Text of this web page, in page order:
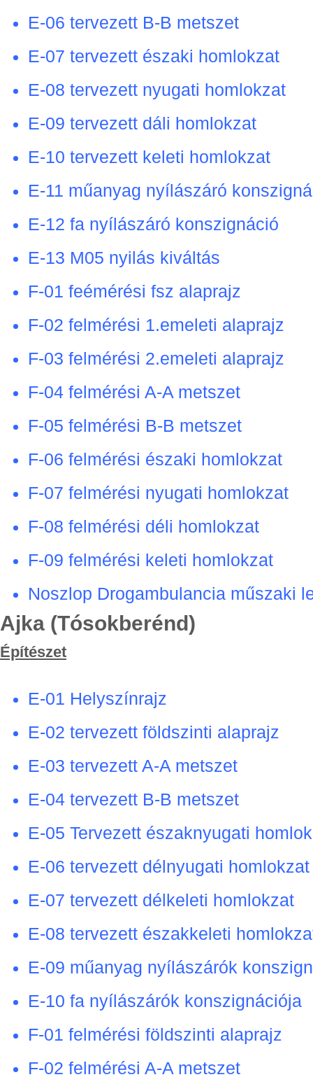
E-06 tervezett B-B metszet
E-07 tervezett északi homlokzat
E-08 tervezett nyugati homlokzat
E-09 tervezett dáli homlokzat
E-10 tervezett keleti homlokzat
E-11 műanyag nyílászáró
E-12 fa nyílászáró konszignáció
E-13 M05 nyilás kiváltás
F-01 feémérési fsz alaprajz
F-02 felmérési 1.emeleti alaprajz
F-03 felmérési 2.emeleti alaprajz
F-04 felmérési A-A metszet
F-05 felmérési B-B metszet
F-06 felmérési északi homlokzat
F-07 felmérési nyugati homlokzat
F-08 felmérési déli homlokzat
F-09 felmérési keleti homlokzat
Noszlop Drogambulancia műszaki
Ajka (Tósokberénd)
Építészet
E-01 Helyszínrajz
E-02 tervezett földszinti alaprajz
E-03 tervezett A-A metszet
E-04 tervezett B-B metszet
E-05 Tervezett északnyugati
E-06 tervezett délnyugati homlokzat
E-07 tervezett délkeleti homlokzat
E-08 tervezett északkeleti
E-09 műanyag nyílászárók
E-10 fa nyílászárók konszignációja
F-01 felmérési földszinti alaprajz
F-02 felmérési A-A metszet